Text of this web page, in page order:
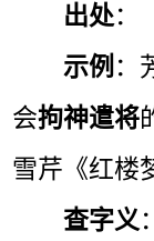
出处：
示例 ：
会拘神遣将
雪芹《红楼
查字义